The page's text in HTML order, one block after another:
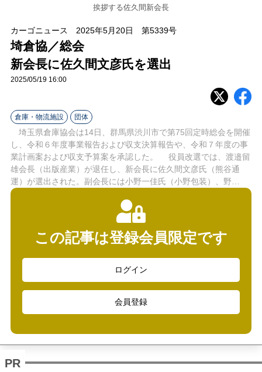
オ
ン
ラ
イ
ン
挨拶する佐久間新会長
カーゴニュース 2025年5月20日 第5339号
埼倉協／総会
新会長に佐久間文彦氏を選出
2025/05/19 16:00
倉庫・物流施設 団体
埼玉県倉庫協会は14日、群馬県渋川市で第75回定時総会を開催
し、令和６年度事業報告および収支決算報告や、令和７年度の事
業計画案および収支予算案を承認した。 役員改選では、渡邉留
雄会長（出版産業）が退任し、新会長に佐久間文彦氏（熊谷通
運）が選出された。副会長には小野一佳氏（小野包装）、野…
この記事は登録会員限定です
ログイン
会員登録